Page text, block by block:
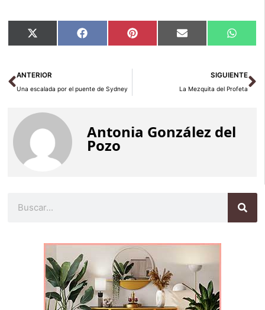
Compartir
en
X
(Twitter)
Compartir
en
Facebook Compartir
en
Pinterest Compartir
en
Email
en
Ant
ANTERIOR
Una escalada por el puente de Sydney
SIGUIENTE
La Mezquita del Profeta
Antonia González del
Pozo